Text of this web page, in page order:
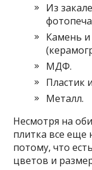
Из
Камень и
МДФ.
Пластик
Металл.
Несмотря на
плитка все еще
потому, что
цветов и